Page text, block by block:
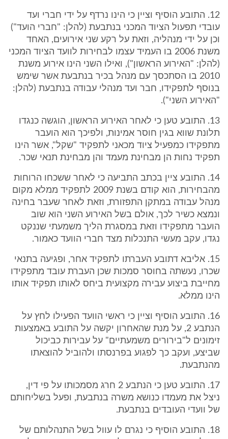
12. התובע הוסיף וציין כי הינו נרדף על ידי חברי ועד
עובדי תפעול הציוד המכני בנתבעת (להלן: "חברי הועד")
וכן על ידי מנהליה, וזאת על רקע שני אירועים, האחד
משנת 2006 בו העמיד עצמו לבחירות לוועד הציוד המכני
(להלן: "האירוע הראשון"), ואילו השני הינו אירוע משנת
2010 בו הסתכסך עם מנהל בכיר בנתבעת אשר שימש
בנוסף לתפקידו, חבר ועד מנהלי עבודה בנתבעת (להלן:
"האירוע השני").
13. התובע טען כי לאחר האירוע הראשון, הוגשה כנגדו
תלונת שווא בגין חוסר אמינות, ולפיכך הוא הועבר
מתפקידו כמפעיל ציוד מכאני לתפקיד "שקל", אשר הינו
תפקיד נחות הן מבחינת מעמד והן מבחינת תנאי שכר.
14. התובע ציין בכתב התביעה כי לאחר ששכחו הרוחות
מהבחירות, הוא קודם בשנת 2009 לתפקיד ממלא מקום
מנהל עבודה במתקן התפזורת, וזאת לאחר שעבר בחינה
ונמצא כשיר לכך, אולם בשל האירוע השני הוא שוב
הועבר מתפקידו וזאת במסגרת הליך משמעתי שננקט
נגדו, עקב מעשי התנכלות מצד חברי הוועד כאמור.
15. אליבא דתובע העברתו לתפקיד אחר, ופגיעה בתנאי
שכרו, נעשתה בחוסר סמכות שכן העברת עובד מתפקידו
מחייבת ביצוע עבירה מקצועית ביחס לאותו תפקיד אותו
הינו ממלא.
16. התובע הוסיף וציין כי ראשי הוועד הפעילו לחץ על
הנתבע 2, על מנת שהאחרון יקשה על התובע באמצעות
זימונים ל"בירורים משמעתיים" על עבירות כביכול
שביצע, ועקב כך לפגוע בפרנסתו ולהוביל להוצאתו
מהנתבעת.
17. התובע טען כי הנתבע 2 חרג מסמכותו על פי דין,
ניצל את מעמדו כנושא משרה בנתבעת, ופעל בשליחותם
של וועדי העובדים בנתבעת.
18. התובע הוסיף כי נגרם לו עוול בשל התנהלותם של